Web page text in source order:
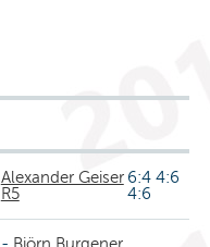
Alexander Geiser
R5
6:4 4:6
4:6